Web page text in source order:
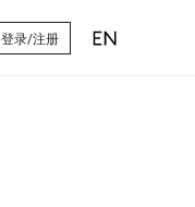
登录/注册